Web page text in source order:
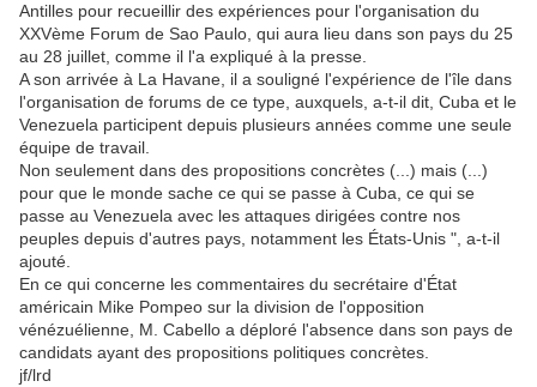
Antilles pour recueillir des expériences pour l'organisation du
XXVème Forum de Sao Paulo, qui aura lieu dans son pays du 25
au 28 juillet, comme il l'a expliqué à la presse.
A son arrivée à La Havane, il a souligné l'expérience de l'île dans
l'organisation de forums de ce type, auxquels, a-t-il dit, Cuba et le
Venezuela participent depuis plusieurs années comme une seule
équipe de travail.
Non seulement dans des propositions concrètes (...) mais (...)
pour que le monde sache ce qui se passe à Cuba, ce qui se
passe au Venezuela avec les attaques dirigées contre nos
peuples depuis d'autres pays, notamment les États-Unis ", a-t-il
ajouté.
En ce qui concerne les commentaires du secrétaire d'État
américain Mike Pompeo sur la division de l'opposition
vénézuélienne, M. Cabello a déploré l'absence dans son pays de
candidats ayant des propositions politiques concrètes.
jf/lrd